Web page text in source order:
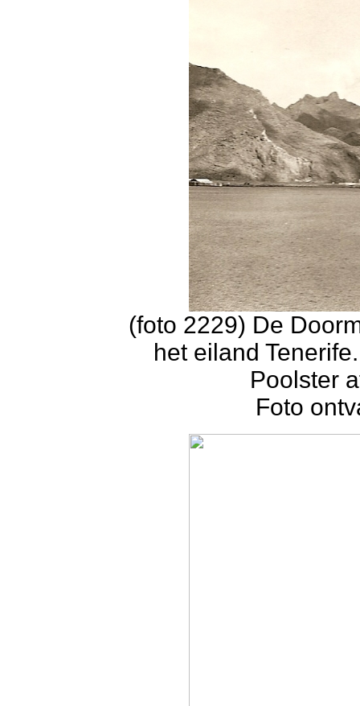
(foto 2229) De
het eiland
Poolster
Foto